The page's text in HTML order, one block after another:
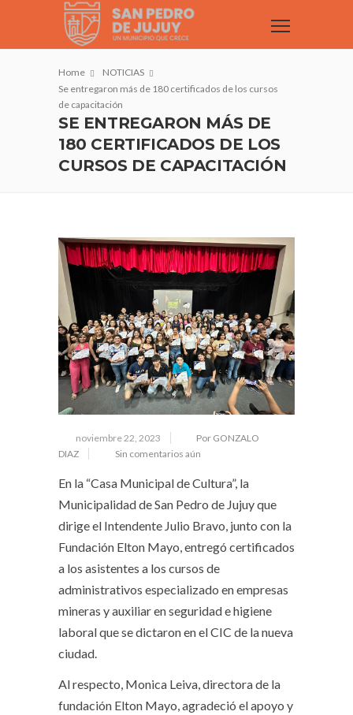
Home
NOTICIAS
Se entregaron más de 180 certificados de los cursos
de capacitación
SE ENTREGARON MÁS DE
180 CERTIFICADOS DE LOS
CURSOS DE CAPACITACIÓN
noviembre 22, 2023
Por GONZALO
DIAZ
Sin comentarios aún
En la “Casa Municipal de Cultura”, la
Municipalidad de San Pedro de Jujuy que
dirige el Intendente Julio Bravo, junto con la
Fundación Elton Mayo, entregó certificados
a los asistentes a los cursos de
administrativos especializado en empresas
mineras y auxiliar en seguridad e higiene
laboral que se dictaron en el CIC de la nueva
ciudad.
Al respecto, Monica Leiva, directora de la
fundación Elton Mayo, agradeció el apoyo y